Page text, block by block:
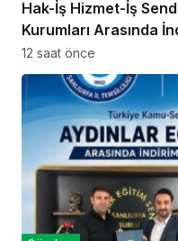
Hak-İş Hizmet-İş
Kurumları Arasında
12 saat önce